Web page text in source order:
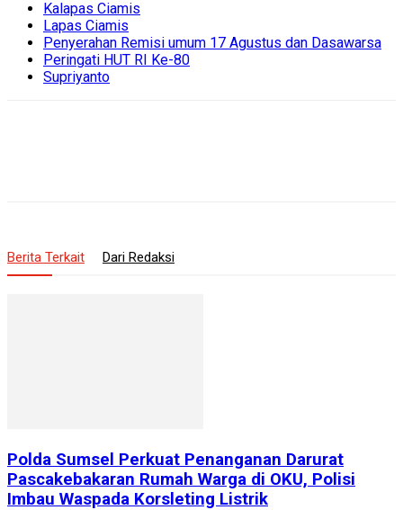
Kalapas Ciamis
Lapas Ciamis
Penyerahan Remisi umum 17 Agustus dan Dasawarsa
Peringati HUT RI Ke-80
Supriyanto
Berita Terkait Dari Redaksi
Polda Sumsel Perkuat Penanganan Darurat
Pascakebakaran Rumah Warga di OKU, Polisi
Imbau Waspada Korsleting Listrik